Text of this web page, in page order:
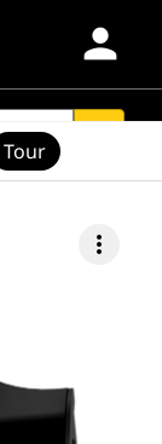
person
more_vert
Tour